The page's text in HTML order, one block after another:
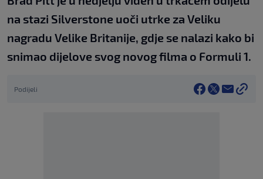
na stazi Silverstone uoči utrke za Veliku
nagradu Velike Britanije, gdje se nalazi kako bi
snimao dijelove svog novog filma o Formuli 1.
Podijeli